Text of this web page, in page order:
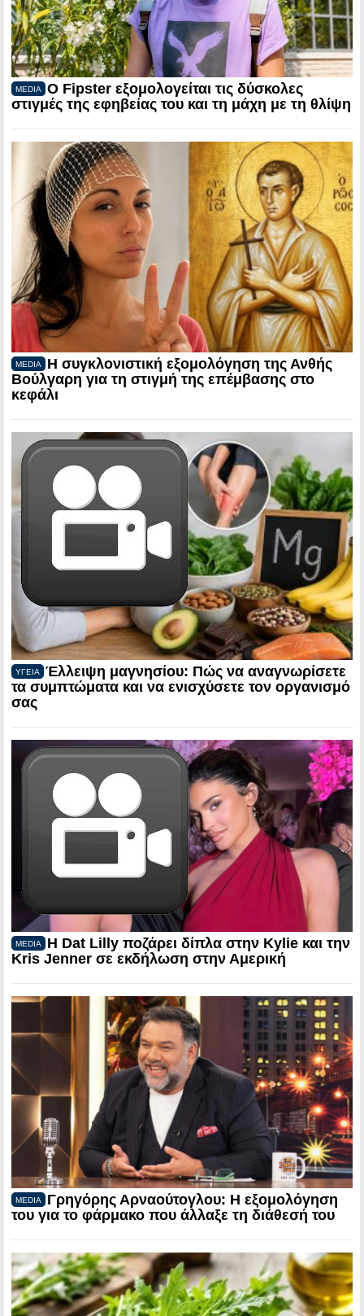
MEDIA
Ο Fipster εξομολογείται τις δύσκολες
στιγμές της εφηβείας του και τη μάχη με τη θλίψη
MEDIA
Η συγκλονιστική εξομολόγηση της Ανθής
Βούλγαρη για τη στιγμή της επέμβασης στο
κεφάλι
ΥΓΕΙΑ
Έλλειψη μαγνησίου: Πώς να αναγνωρίσετε
τα συμπτώματα και να ενισχύσετε τον οργανισμό
σας
MEDIA
Η Dat Lilly ποζάρει δίπλα στην Kylie και την
Kris Jenner σε εκδήλωση στην Αμερική
MEDIA
Γρηγόρης Αρναούτογλου: Η εξομολόγηση
του για το φάρμακο που άλλαξε τη διάθεσή του